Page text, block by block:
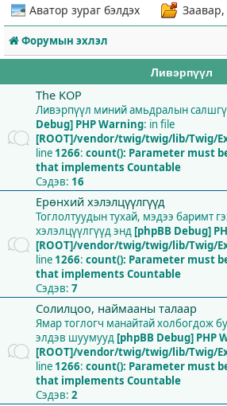
Аватор зураг бэлдэх
Заавар,
Форумын эхлэл
Ливэрпүүл
The KOP
Ливэрпүүл миний амьдралын
Debug] PHP Warning: in file
[ROOT]/vendor/twig/twig/lib/Twig/
line 1266: count(): Parameter must
that implements Countable
Сэдэв: 16
Ерөнхий хэлэлцүүлгүүд
Тоглолтуудын тухай, мэдээ баримт
хэлэлцүүлгүүд энд [phpBB Debug]
[ROOT]/vendor/twig/twig/lib/Twig/
line 1266: count(): Parameter must
that implements Countable
Сэдэв: 7
Солилцоо, наймааны талаар
Ямар тоглогч манайтай холбогдож
элдэв шуумууд [phpBB Debug] PHP
[ROOT]/vendor/twig/twig/lib/Twig/
line 1266: count(): Parameter must
that implements Countable
Сэдэв: 2